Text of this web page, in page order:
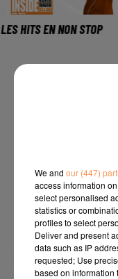
LES HITS EN NON STOP
We and our (447)
access information
select personalised
statistics or
profiles to select
Deliver and present
data such as IP
requested; Use
based on information